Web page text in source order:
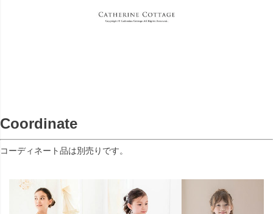
Coordinate
コーディネート品は別売りです。